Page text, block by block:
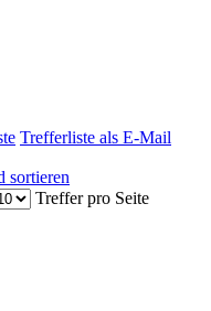
Trefferliste als E-Mail
sortieren
Treffer pro Seite